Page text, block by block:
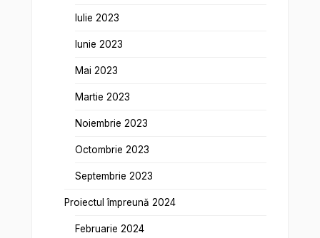
Iulie 2023
Iunie 2023
Mai 2023
Martie 2023
Noiembrie 2023
Octombrie 2023
Septembrie 2023
Proiectul împreună 2024
Februarie 2024